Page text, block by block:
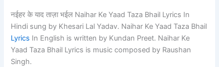
नईहर के याद ताज़ा भईल Naihar Ke Yaad Taza Bhail Lyrics In
Hindi sung by Khesari Lal Yadav. Naihar Ke Yaad Taza Bhail
Lyrics In English is written by Kundan Preet. Naihar Ke
Yaad Taza Bhail Lyrics is music composed by Raushan
Singh.